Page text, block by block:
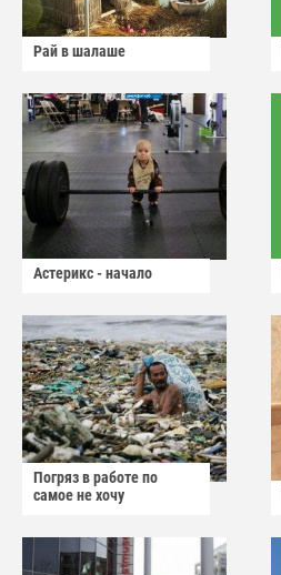
Рай в шалаше
Астерикс - начало
Погряз в работе по
самое не хочу